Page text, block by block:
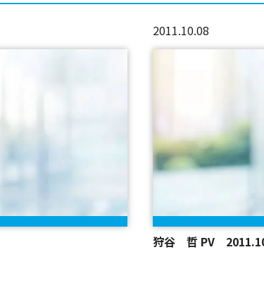
2011.10.08
狩谷 哲 PV